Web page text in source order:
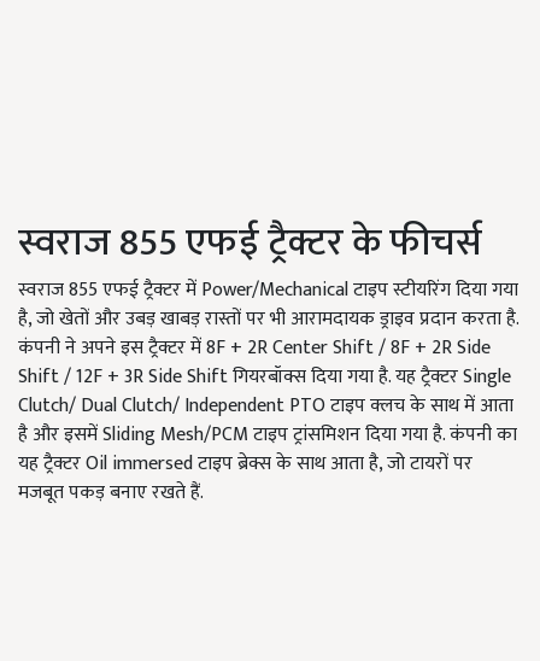
स्वराज 855 एफई ट्रैक्टर के फीचर्स
स्वराज 855 एफई ट्रैक्टर में Power/Mechanical टाइप स्टीयरिंग दिया गया
है, जो खेतों और उबड़ खाबड़ रास्तों पर भी आरामदायक ड्राइव प्रदान करता है.
कंपनी ने अपने इस ट्रैक्टर में 8F + 2R Center Shift / 8F + 2R Side
Shift / 12F + 3R Side Shift गियरबॉक्स दिया गया है. यह ट्रैक्टर Single
Clutch/ Dual Clutch/ Independent PTO टाइप क्लच के साथ में आता
है और इसमें Sliding Mesh/PCM टाइप ट्रांसमिशन दिया गया है. कंपनी का
यह ट्रैक्टर Oil immersed टाइप ब्रेक्स के साथ आता है, जो टायरों पर
मजबूत पकड़ बनाए रखते हैं.